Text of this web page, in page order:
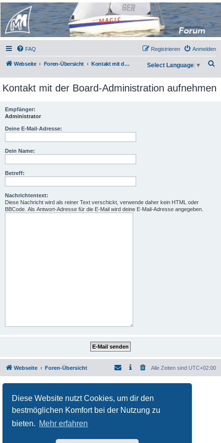
Diese Website nutzt Cookies, um dir den
bestmöglichen Komfort bei der Nutzung zu
bieten. Mehr erfahren
Micro Magic Forum
Deutschland
FAQ Anmelden
Registrieren
Webseite Foren-Übersicht Kontakt mit der Board-Administration aufnehmen
c
Select Language ▼
Kontakt mit der Board-Administration aufnehmen
Empfänger:
Administrator
Deine E-Mail-Adresse:
Dein Name:
Betreff:
Nachrichtentext:
Diese Nachricht wird als reiner Text verschickt, verwende daher kein HTML oder
BBCode. Als Antwort-Adresse für die E-Mail wird deine E-Mail-Adresse angegeben.
Webseite Foren-Übersicht Alle Zeiten sind UTC+02:00
Deutsche Übersetzung durchphpBB.de
Nutzungsbedingungen